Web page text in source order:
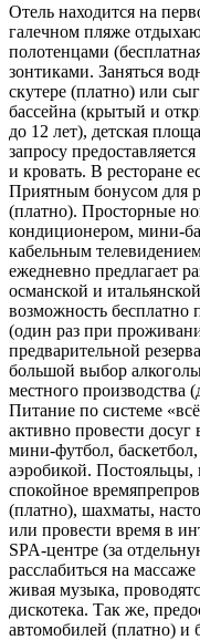
Отель находится на
галечном пляже
полотенцами
зонтиками. Заняться
скутере (платно) или
бассейна (крытый и
до 12 лет), детская
запросу
и кровать. В ресторане
Приятным бонусом для
(платно). Просторные
кондиционером, мини-
кабельным
ежедневно предлагает
османской и
возможность бесплатно
(один раз при
предварительной
большой выбор
местного производства
Питание по системе
активно провести досуг
мини-футбол,
аэробикой. Постояльцы,
спокойное
(платно), шахматы,
или провести время в
SPA-центре (за
расслабиться на
живая музыка,
дискотека. Так же,
автомобилей (платно) и